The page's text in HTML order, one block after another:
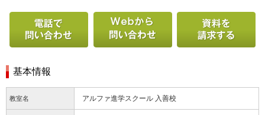
基本情報
教室名 アルファ進学スクール 入善校